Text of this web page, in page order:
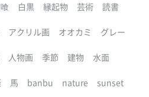
白黒 縁起物 芸術 読書
アクリル画 オオカミ グレー
人物画 季節 建物 水面
馬 banbu nature sunset